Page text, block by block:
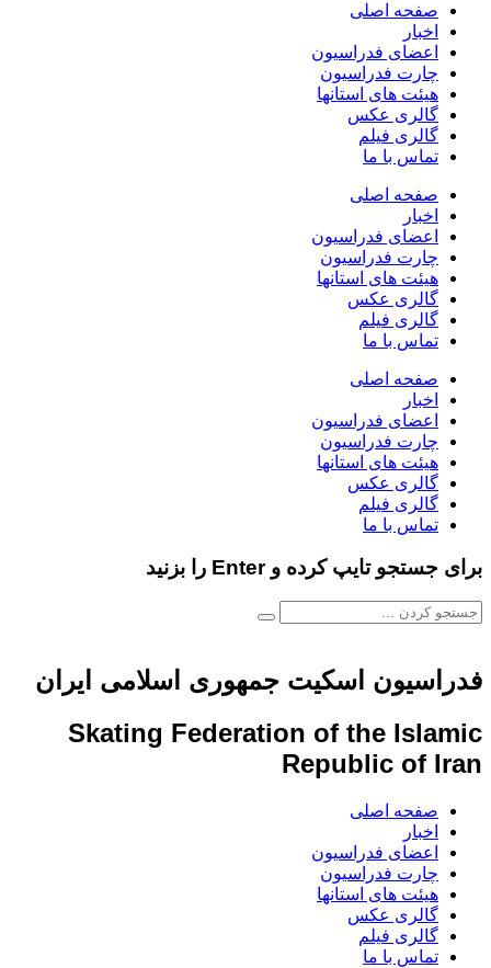
صفحه اصلی
اخبار
اعضای فدراسیون
چارت فدراسیون
هیئت های استانها
گالری عکس
گالری فیلم
تماس با ما
صفحه اصلی
اخبار
اعضای فدراسیون
چارت فدراسیون
هیئت های استانها
گالری عکس
گالری فیلم
تماس با ما
صفحه اصلی
اخبار
اعضای فدراسیون
چارت فدراسیون
هیئت های استانها
گالری عکس
گالری فیلم
تماس با ما
برای جستجو تایپ کرده و Enter را بزنید
فدراسیون اسکیت جمهوری اسلامی ایران
Skating Federation of the Islamic
Republic of Iran
صفحه اصلی
اخبار
اعضای فدراسیون
چارت فدراسیون
هیئت های استانها
گالری عکس
گالری فیلم
تماس با ما